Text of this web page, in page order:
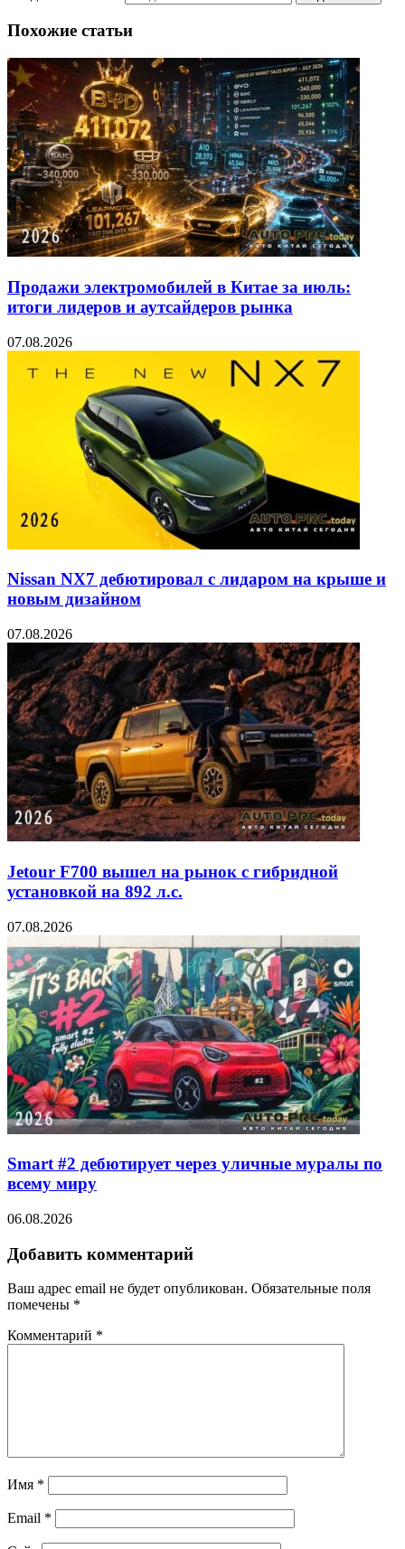
Похожие статьи
Продажи электромобилей в Китае за июль:
итоги лидеров и аутсайдеров рынка
07.08.2026
Nissan NX7 дебютировал с лидаром на крыше и
новым дизайном
07.08.2026
Jetour F700 вышел на рынок с гибридной
установкой на 892 л.с.
07.08.2026
Smart #2 дебютирует через уличные муралы по
всему миру
06.08.2026
Добавить комментарий
Ваш адрес email не будет опубликован. Обязательные поля
помечены *
Комментарий *
Имя *
Email *